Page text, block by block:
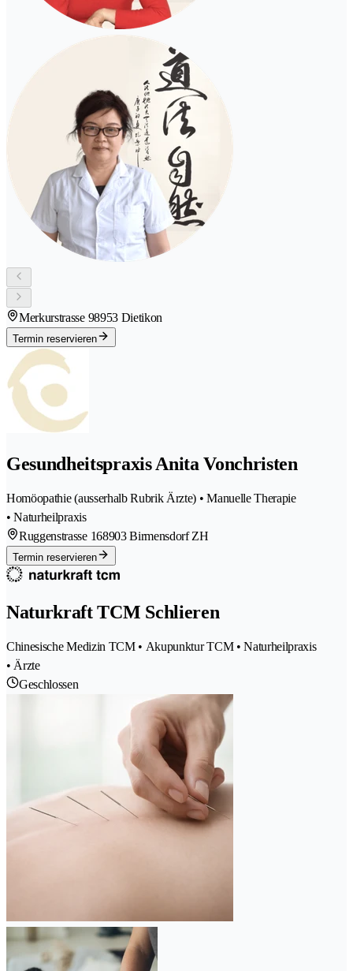
Merkurstrasse 98953 Dietikon
Termin reservieren
Gesundheitspraxis Anita Vonchristen
Homöopathie (ausserhalb Rubrik Ärzte) • Manuelle Therapie
• Naturheilpraxis
Ruggenstrasse 168903 Birmensdorf ZH
Termin reservieren
Naturkraft TCM Schlieren
Chinesische Medizin TCM • Akupunktur TCM • Naturheilpraxis
• Ärzte
Geschlossen